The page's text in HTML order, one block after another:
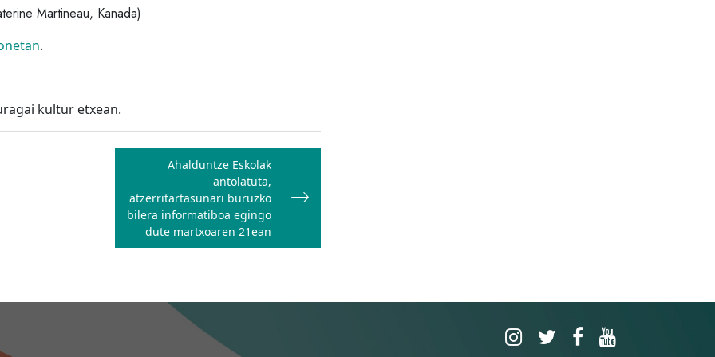
Martineau, Kanada)
.
kultur etxean.
Ahalduntze Eskolak
antolatuta,
atzerritartasunari buruzko
bilera informatiboa egingo
dute martxoaren 21ean